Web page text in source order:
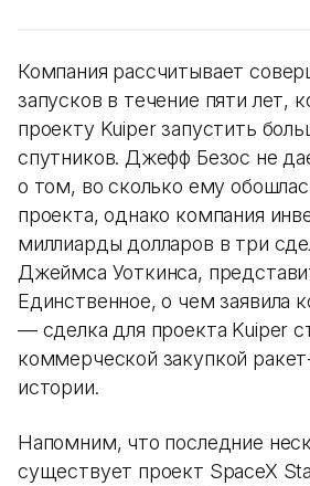
Компания рассчитывает
запусков в течение пяти лет,
проекту Kuiper запустить
спутников. Джефф Безос не
о том, во сколько ему
проекта, однако компания
миллиарды долларов в три
Джеймса Уоткинса,
Единственное, о чем заявила
— сделка для проекта Kuiper
коммерческой закупкой
истории.
Напомним, что последние
существует проект SpaceX